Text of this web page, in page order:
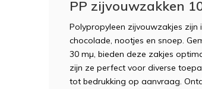
PP zijvouwzakken
Polypropyleen zijvouwzakjes zijn
chocolade, nootjes en snoep.
30 mµ, bieden deze zakjes
zijn ze perfect voor diverse
tot bedrukking op aanvraag.